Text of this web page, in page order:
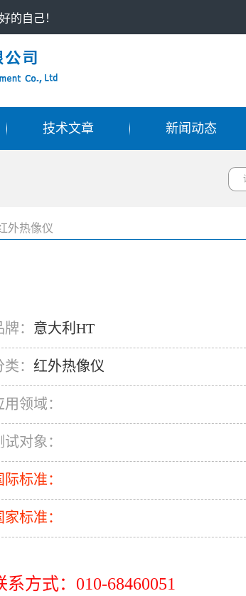
的自己！
技术文章 新闻动态
外热像仪
牌： 意大利HT
类： 红外热像仪
用领域：
试对象：
际标准：
家标准：
系方式：010-68460051